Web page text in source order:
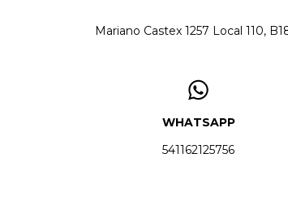
Mariano Castex 1257 Local 110,
WHATSAPP
541162125756